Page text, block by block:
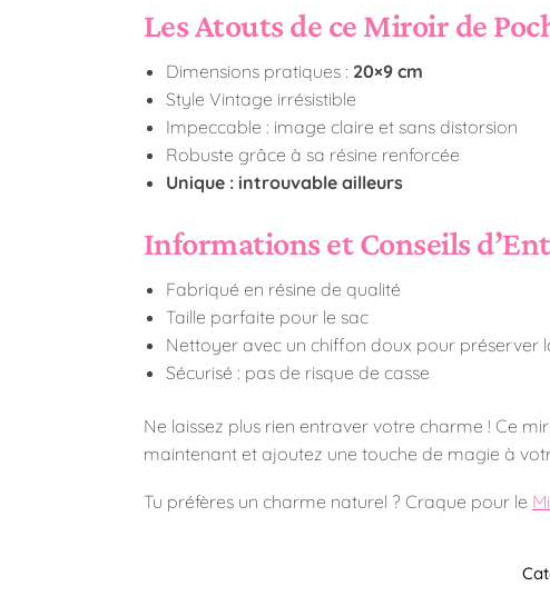
Les Atouts de ce Miroir de
Dimensions pratiques : 20×9 cm
Style Vintage irrésistible
Impeccable : image claire et sans distorsion
Robuste grâce à sa résine renforcée
Unique : introuvable ailleurs
Informations et Conseils
Fabriqué en résine de qualité
Taille parfaite pour le sac
Nettoyer avec un chiffon doux pour préserver
Sécurisé : pas de risque de casse
Ne laissez plus rien entraver votre charme ! Ce
maintenant et ajoutez une touche de magie à
Tu préfères un charme naturel ? Craque pour le